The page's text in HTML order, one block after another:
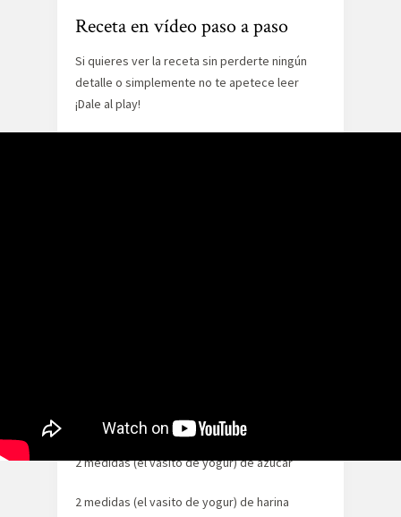
Receta en vídeo paso a paso
Si quieres ver la receta sin perderte ningún
detalle o simplemente no te apetece leer
¡Dale al play!
de toda la vida)
2 medidas (el vasito de yogur) de azúcar
2 medidas (el vasito de yogur) de harina